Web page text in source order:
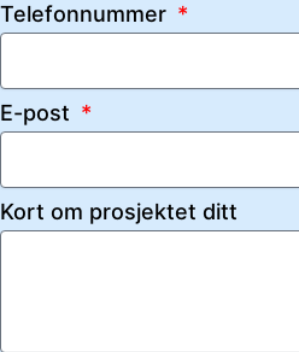
Telefonnummer
E-post
Kort om prosjektet ditt